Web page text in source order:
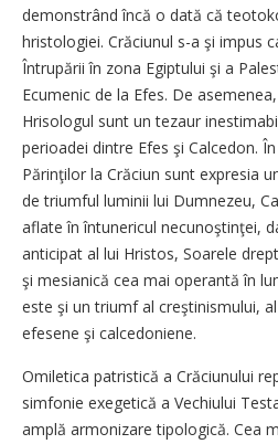
demon­strând încă o dată că
hristologiei. Crăciunul s-a şi impus
Întrupării în zona Egiptului şi a
Ecumenic de la Efes. De
Hrisologul sunt un tezaur
perioadei dintre Efes şi Calcedon.
Părinţilor la Crăciun sunt expresia
de triumful luminii lui Dumnezeu,
aflate în întunericul necunoştinţei,
anticipat al lui Hristos, Soarele
şi mesianică cea mai operantă în
este şi un triumf al creştinismului,
efesene şi calcedoniene.
Omiletica patristică a Crăciunului
simfonie exegetică a Vechiului
amplă armonizare tipologică. Cea